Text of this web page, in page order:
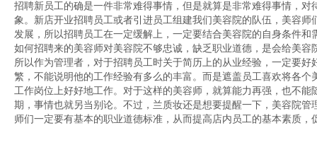
招聘新员工的确是一件非常难得事情，但是就算是非常难得事情，对
象。新店开业招聘员工或者引进员工组建我们美容院的队伍，美容师
发展，所以招聘员工在一定缓解上，一定要结合美容院的自身条件和
如何招聘来的美容师对美容院不够忠诚，缺乏职业道德，是会给美容
所以作为管理者，对于招聘员工时关于简历上的从业经验，一定要好
繁，不能说明他的工作经验有多么的丰富。而是遮盖员工喜欢将各个
工作岗位上好好地工作。对于这样的美容师，就算能力再强，也不能
期，事情也就另当别论。不过，兰质妆还是想要提醒一下，美容院管
师们一定要有基本的职业道德标准，从而提高店内员工的基本素质